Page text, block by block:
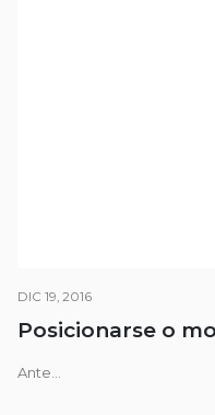
DIC 19, 2016
Posicionarse o
Ante...